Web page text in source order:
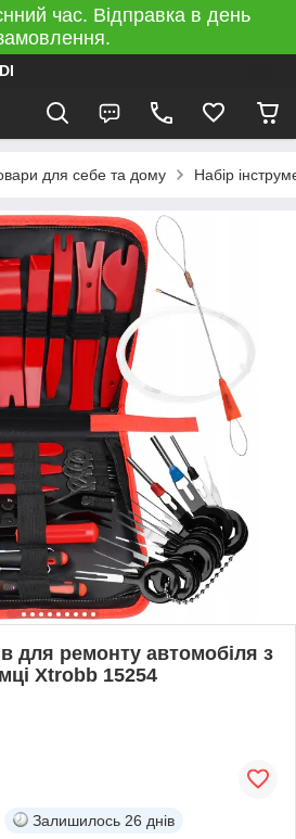
час. Відправка в день
для себе та дому Набір
для ремонту автомобіля з
Xtrobb 15254
Залишилось 26 днів